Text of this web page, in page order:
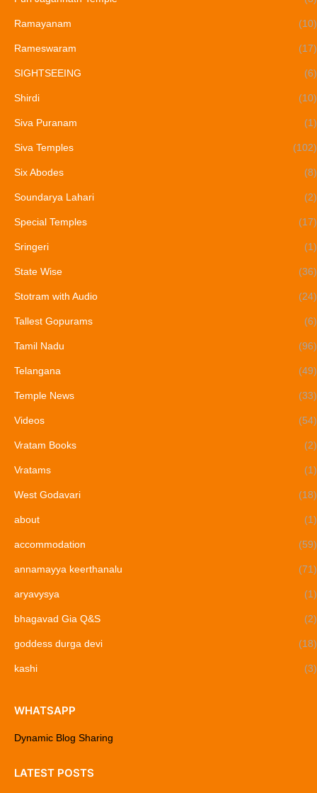
Ramayanam (10)
Rameswaram (17)
SIGHTSEEING (6)
Shirdi (10)
Siva Puranam (1)
Siva Temples (102)
Six Abodes (8)
Soundarya Lahari (2)
Special Temples (17)
Sringeri (1)
State Wise (36)
Stotram with Audio (24)
Tallest Gopurams (6)
Tamil Nadu (96)
Telangana (49)
Temple News (33)
Videos (54)
Vratam Books (2)
Vratams (1)
West Godavari (18)
about (1)
accommodation (59)
annamayya keerthanalu (71)
aryavysya (1)
bhagavad Gia Q&S (2)
goddess durga devi (18)
kashi (3)
WHATSAPP
Dynamic Blog Sharing
LATEST POSTS